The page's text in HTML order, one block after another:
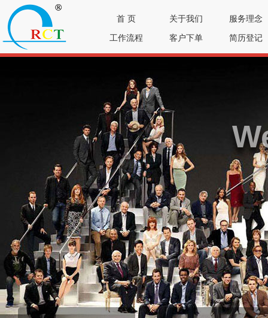
首 页 关于我们
服务理念
工作流程
客户下单 简历登记